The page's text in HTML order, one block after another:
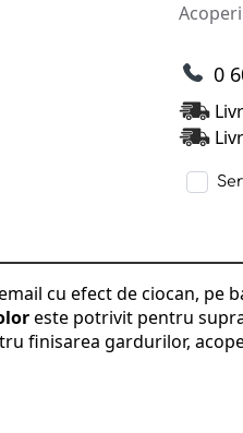
0
cu efect de ciocan, pe
este potrivit pentru
finisarea gardurilor,